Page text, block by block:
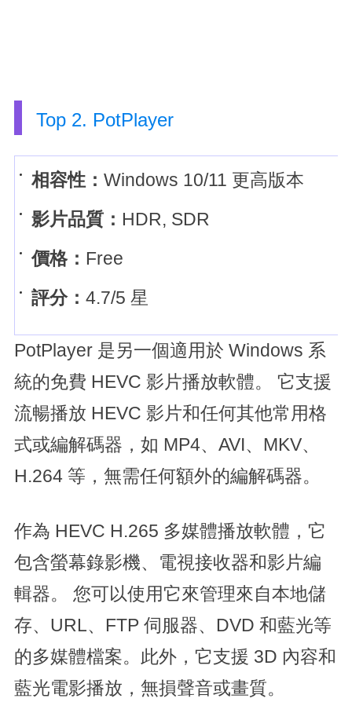
Top 2. PotPlayer
相容性： Windows 10/11 更高版本
影片品質： HDR, SDR
價格： Free
評分： 4.7/5 星
PotPlayer 是另一個適用於 Windows 系
統的免費 HEVC 影片播放軟體。 它支援
流暢播放 HEVC 影片和任何其他常用格
式或編解碼器，如 MP4、AVI、MKV、
H.264 等，無需任何額外的編解碼器。
作為 HEVC H.265 多媒體播放軟體，它
包含螢幕錄影機、電視接收器和影片編
輯器。 您可以使用它來管理來自本地儲
存、URL、FTP 伺服器、DVD 和藍光等
的多媒體檔案。此外，它支援 3D 內容和
藍光電影播放，無損聲音或畫質。